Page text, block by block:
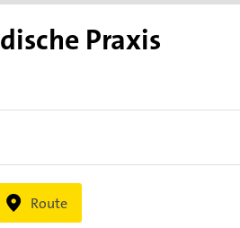
Praxis
Route